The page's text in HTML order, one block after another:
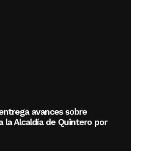
avances sobre
la Alcaldía de Quintero por